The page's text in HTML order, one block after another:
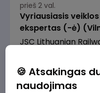
prieš 2 val.
Vyriausiasis
ekspertas (-ė)
JSC Lithuanian
🍪 Atsakingas
naudojimas